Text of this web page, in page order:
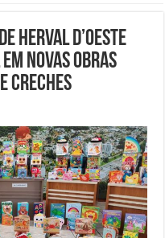
Herval d’Oeste
novas obras
Creches